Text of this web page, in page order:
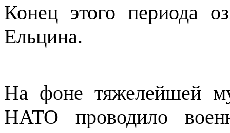
Конец этого периода
Ельцина.
На фоне тяжелейшей
НАТО проводило